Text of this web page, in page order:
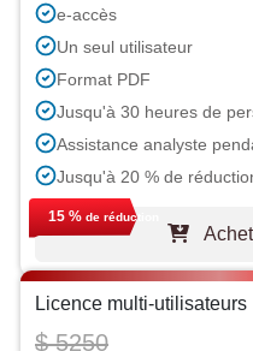
e-accès
Un seul utilisateur
Format PDF
Jusqu'à 30 heures de
Assistance analyste
Jusqu'à 20 % de
15 % de réduction
Licence multi-utilisateurs
$ 5250